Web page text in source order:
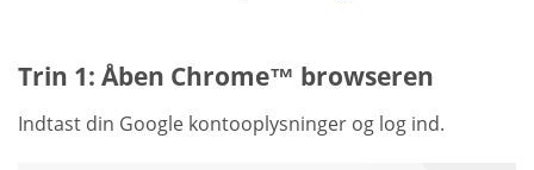
Trin 1: Åben Chrome™ browseren
Indtast din Google kontooplysninger og log ind.